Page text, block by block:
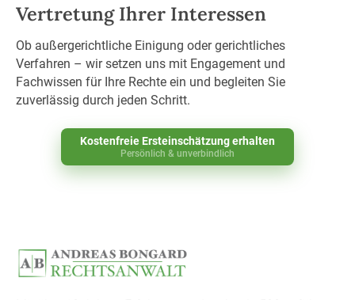
Vertretung Ihrer Interessen
Ob außergerichtliche Einigung oder gerichtliches
Verfahren – wir setzen uns mit Engagement und
Fachwissen für Ihre Rechte ein und begleiten Sie
zuverlässig durch jeden Schritt.
Kostenfreie Ersteinschätzung erhalten
Persönlich & unverbindlich